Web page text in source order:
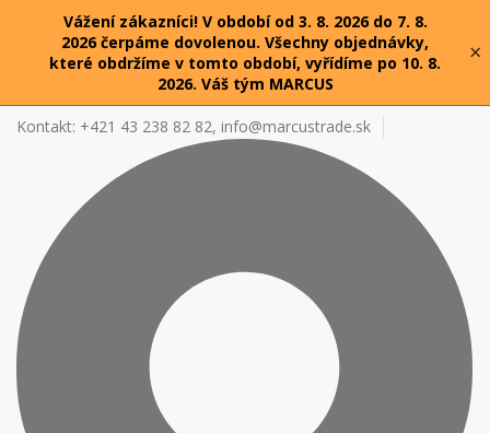
Vážení zákazníci! V období od 3. 8. 2026 do 7. 8.
2026 čerpáme dovolenou. Všechny objednávky,
které obdržíme v tomto období, vyřídíme po 10. 8.
2026. Váš tým MARCUS
×
Kontakt: +421 43 238 82 82, info@marcustrade.sk